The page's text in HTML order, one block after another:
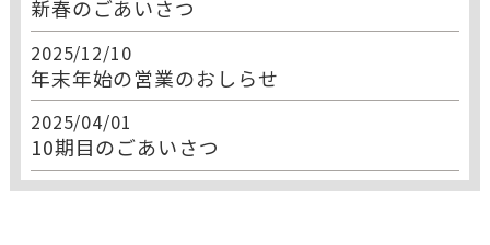
新春のごあいさつ
2025/12/10
年末年始の営業のおしらせ
2025/04/01
10期目のごあいさつ